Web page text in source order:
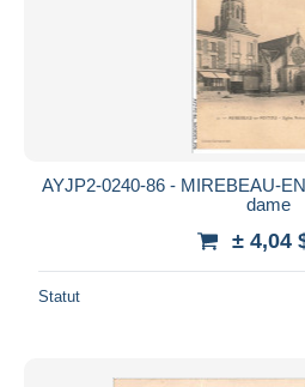
AYJP2-0240-86 - MIREBEAU-
dame
± 4,04
Statut